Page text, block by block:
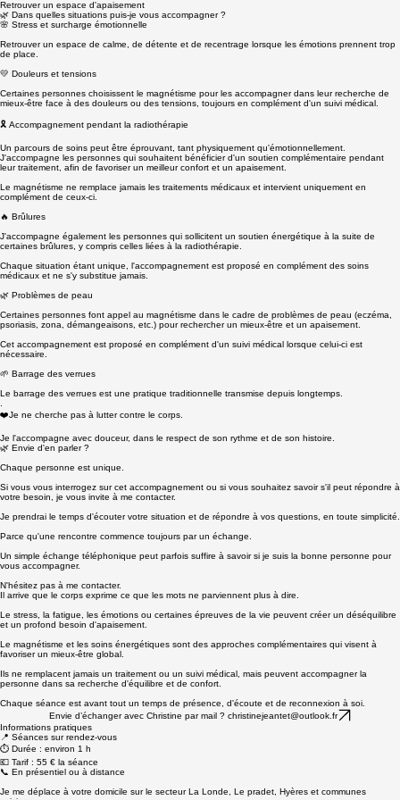
Retrouver un espace d'apaisement
🌿 Dans quelles situations puis-je vous accompagner ?
🌸 Stress et surcharge émotionnelle
Retrouver un espace de calme, de détente et de recentrage lorsque les émotions prennent trop
de place.
💛 Douleurs et tensions
Certaines personnes choisissent le magnétisme pour les accompagner dans leur recherche de
mieux-être face à des douleurs ou des tensions, toujours en complément d'un suivi médical.
Un parcours de soins peut être éprouvant, tant physiquement qu'émotionnellement.
J'accompagne les personnes qui souhaitent bénéficier d'un soutien complémentaire pendant
leur traitement, afin de favoriser un meilleur confort et un apaisement.
Le magnétisme ne remplace jamais les traitements médicaux et intervient uniquement en
complément de ceux-ci.
🔥 Brûlures
J'accompagne également les personnes qui sollicitent un soutien énergétique à la suite de
certaines brûlures, y compris celles liées à la radiothérapie.
Chaque situation étant unique, l'accompagnement est proposé en complément des soins
médicaux et ne s'y substitue jamais.
🌿 Problèmes de peau
Certaines personnes font appel au magnétisme dans le cadre de problèmes de peau (eczéma,
psoriasis, zona, démangeaisons, etc.) pour rechercher un mieux-être et un apaisement.
Cet accompagnement est proposé en complément d'un suivi médical lorsque celui-ci est
nécessaire.
🌱 Barrage des verrues
Le barrage des verrues est une pratique traditionnelle transmise depuis longtemps.
.
Je l'accompagne avec douceur, dans le respect de son rythme et de son histoire.
🌿 Envie d'en parler ?
Chaque personne est unique.
Si vous vous interrogez sur cet accompagnement ou si vous souhaitez savoir s'il peut répondre à
votre besoin, je vous invite à me contacter.
Je prendrai le temps d'écouter votre situation et de répondre à vos questions, en toute simplicité.
Parce qu'une rencontre commence toujours par un échange.
Un simple échange téléphonique peut parfois suffire à savoir si je suis la bonne personne pour
vous accompagner.
N'hésitez pas à me contacter.
Il arrive que le corps exprime ce que les mots ne parviennent plus à dire.
Le stress, la fatigue, les émotions ou certaines épreuves de la vie peuvent créer un déséquilibre
et un profond besoin d'apaisement.
Le magnétisme et les soins énergétiques sont des approches complémentaires qui visent à
favoriser un mieux-être global.
Ils ne remplacent jamais un traitement ou un suivi médical, mais peuvent accompagner la
personne dans sa recherche d'équilibre et de confort.
Chaque séance est avant tout un temps de présence, d'écoute et de reconnexion à soi.
Envie d’échanger avec Christine par mail ? christinejeantet@outlook.fr
Informations pratiques
📍 Séances sur rendez-vous
⏱️ Durée : environ 1 h
💶 Tarif : 55 € la séance
📞 En présentiel ou à distance